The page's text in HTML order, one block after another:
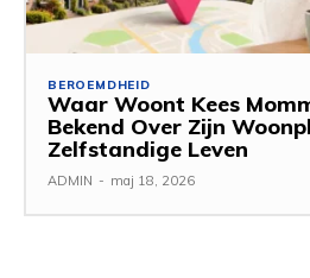
BEROEMDHEID
Waar Woont Kees
Bekend Over Zijn
Zelfstandige Leven
ADMIN - maj 18, 2026